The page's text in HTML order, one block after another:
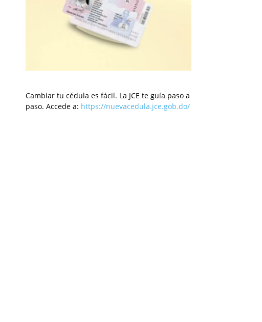
Cambiar tu cédula es fácil. La JCE te guía paso a
paso. Accede a: https://nuevacedula.jce.gob.do/